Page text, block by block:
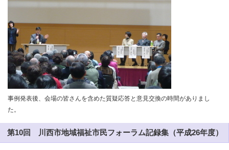
事例発表後、会場の皆さんを含めた質疑応答と意見交換の時間がありまし
た。
第10回 川西市地域福祉市民フォーラム記録集（平成26年度）